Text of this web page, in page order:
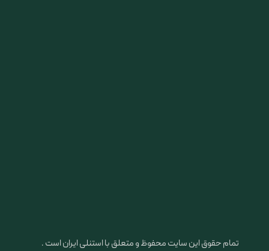
تمام حقوق این سایت محفوظ و متعلق با استنلی ایران است .